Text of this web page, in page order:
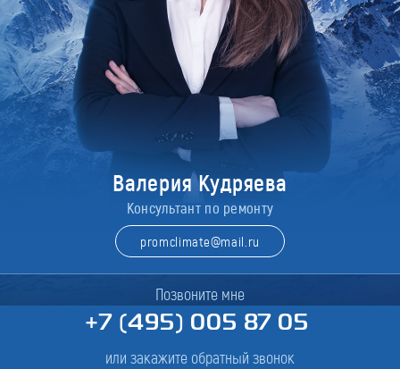
Валерия Кудряева
Консультант по ремонту
promclimate@mail.ru
Позвоните мне
+7 (495) 005 87 05
или закажите обратный звонок